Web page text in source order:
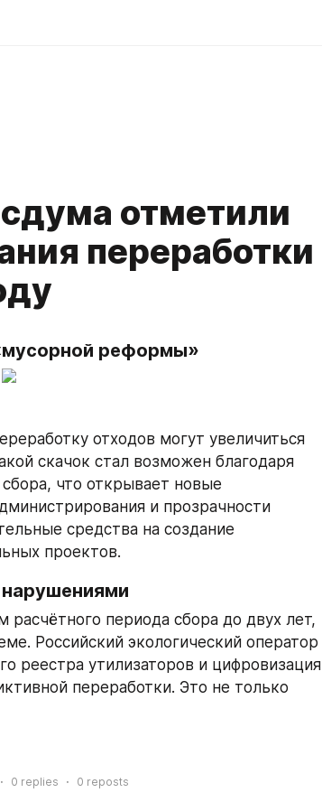
отметили
переработки
реформы»
отходов могут увеличиться
скачок стал возможен благодаря
что открывает новые
и прозрачности
средства на создание
проектов.
нарушениями
расчётного периода сбора до двух лет,
Российский экологический оператор
реестра утилизаторов и цифровизация
переработки. Это не только
0 replies 0 reposts